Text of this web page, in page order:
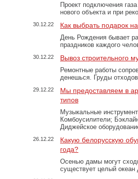
Проект подключения
нового объекта и при
30.12.22 Как выбрать подарок
День Рождения бывает
праздников каждого
30.12.22 Вывоз строительного
Ремонтные работы
денешься. Груды
29.12.22
Мы предоставляем в
типов
Музыкальные
Комбоусилители;
Диджейское
26.12.22
Какую белорусскую
года?
Осенью дамы могут
существует целый